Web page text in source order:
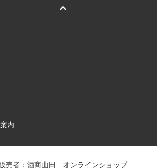
内
売者：酒商山田 オンラインショップ